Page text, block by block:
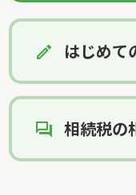
はじめて
相続税の